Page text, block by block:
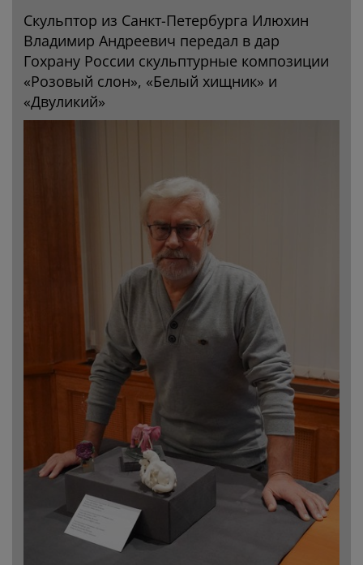
Скульптор из Санкт-Петербурга Илюхин
Владимир Андреевич передал в дар
Гохрану России скульптурные композиции
«Розовый слон», «Белый хищник» и
«Двуликий»